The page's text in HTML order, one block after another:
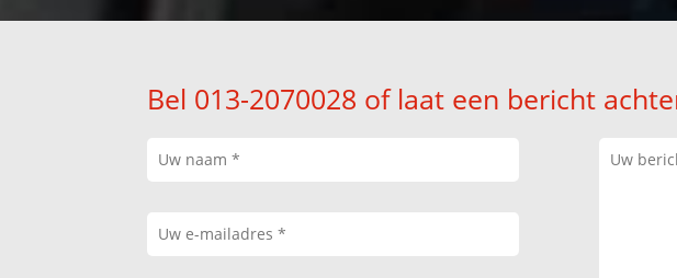
Bel 013-2070028 of laat een bericht